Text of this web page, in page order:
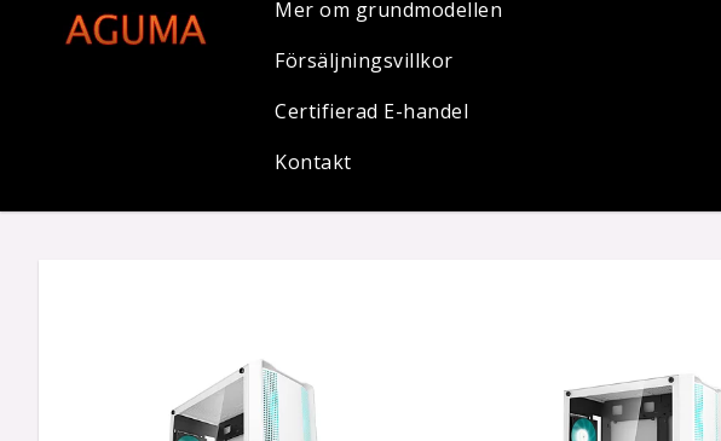
Mer om grundmodellen
Försäljningsvillkor
Certifierad E-handel
Kontakt